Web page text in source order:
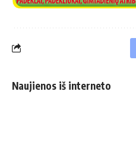
Naujienos iš interneto